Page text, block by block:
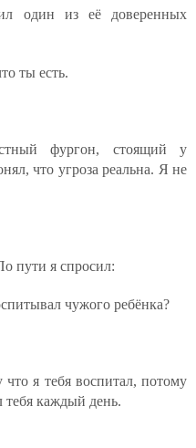
один из её доверенных
ты есть.
фургон, стоящий у
что угроза реальна. Я не
пути я спросил:
чужого ребёнка?
я тебя воспитал, потому
тебя каждый день.